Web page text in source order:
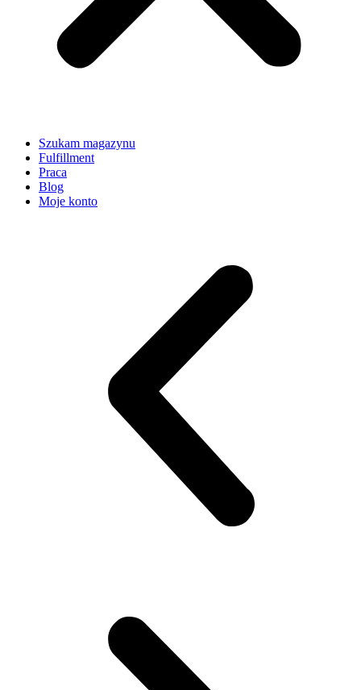
Szukam magazynu
Fulfillment
Praca
Blog
Moje konto